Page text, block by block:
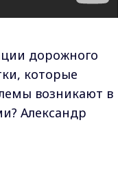
дорожного
которые
возникают в
Александр